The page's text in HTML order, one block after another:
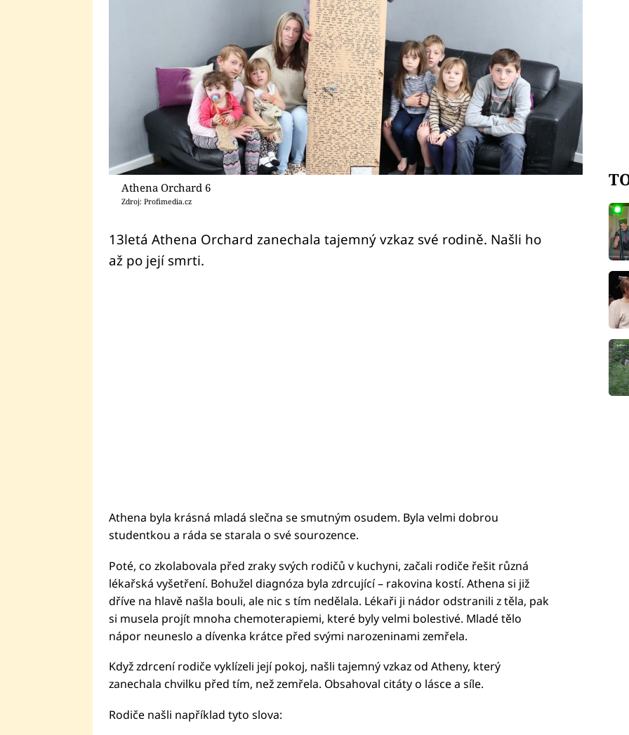
Athena Orchard 6
Zdroj: Profimedia.cz
13letá Athena Orchard zanechala tajemný vzkaz své rodině. Našli ho
až po její smrti.
Athena byla krásná mladá slečna se smutným osudem. Byla velmi dobrou
studentkou a ráda se starala o své sourozence.
Poté, co zkolabovala před zraky svých rodičů v kuchyni, začali rodiče řešit různá
lékařská vyšetření. Bohužel diagnóza byla zdrcující – rakovina kostí. Athena si již
dříve na hlavě našla bouli, ale nic s tím nedělala. Lékaři ji nádor odstranili z těla, pak
si musela projít mnoha chemoterapiemi, které byly velmi bolestivé. Mladé tělo
nápor neuneslo a dívenka krátce před svými narozeninami zemřela.
Když zdrcení rodiče vyklízeli její pokoj, našli tajemný vzkaz od Atheny, který
zanechala chvilku před tím, než zemřela. Obsahoval citáty o lásce a síle.
Rodiče našli například tyto slova: